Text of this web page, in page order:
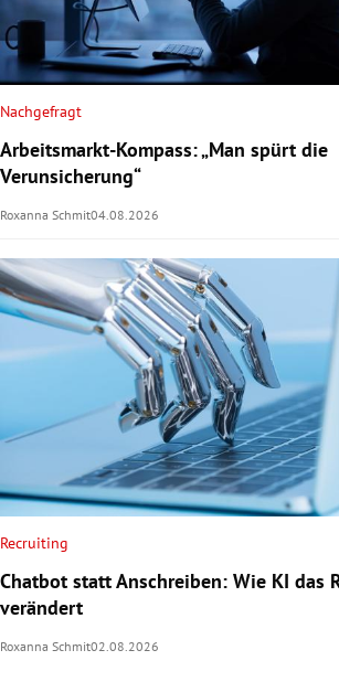
Nachgefragt
Arbeitsmarkt-Kompass: „Man spürt die
Verunsicherung“
Roxanna Schmit04.08.2026
Recruiting
Chatbot statt Anschreiben: Wie KI das
verändert
Roxanna Schmit02.08.2026